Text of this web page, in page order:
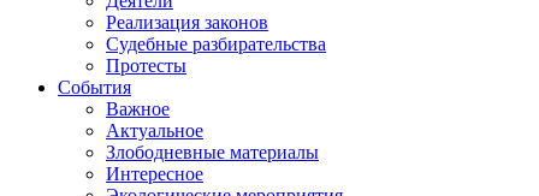
Реализация законов
Судебные разбирательства
Протесты
События
Важное
Актуальное
Злободневные материалы
Интересное